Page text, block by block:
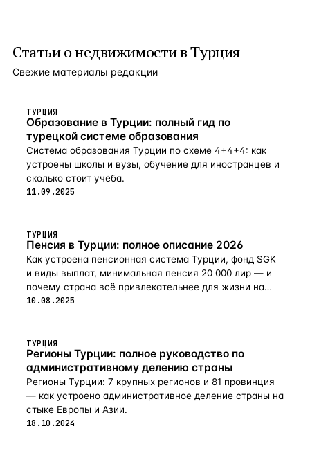
Статьи онедвижимости в Турция
Свежие материалы редакции
ТУРЦИЯ
Образование в Турции: полный гид по
турецкой системе образования
Система образования Турции по схеме 4+4+4: как
устроены школы и вузы, обучение для иностранцев и
сколько стоит учёба.
11.09.2025
ТУРЦИЯ
Пенсия в Турции: полное описание 2026
Как устроена пенсионная система Турции, фонд SGK
и виды выплат, минимальная пенсия 20 000 лир — и
почему страна всё привлекательнее для жизни на
пенсии в 2026-м.
10.08.2025
ТУРЦИЯ
Регионы Турции: полное руководство по
административному делению страны
Регионы Турции: 7 крупных регионов и 81 провинция
— как устроено административное деление страны на
стыке Европы и Азии.
18.10.2024